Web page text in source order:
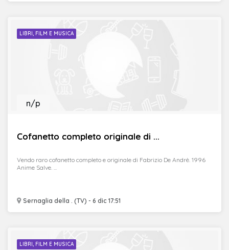
LIBRI, FILM E MUSICA
Cofanetto completo originale di ...
Sernaglia della . (TV) - 6 dic 17:51
n/p
Vendo raro cofanetto completo e originale di Fabrizio De Andrè. 1996
Anime Salve. ...
LIBRI, FILM E MUSICA